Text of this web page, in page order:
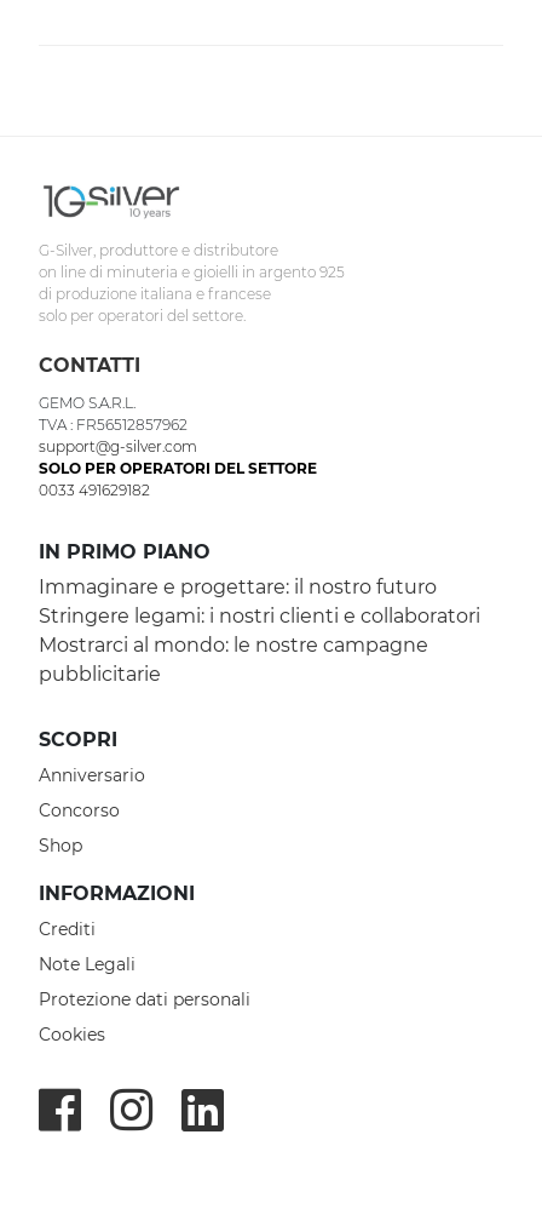
G-Silver, produttore e distributore
on line di minuteria e gioielli in argento 925
di produzione italiana e francese
solo per operatori del settore.
CONTATTI
GEMO S.A.R.L.
TVA : FR56512857962
support@g-silver.com
SOLO PER OPERATORI DEL SETTORE
0033 491629182
IN PRIMO PIANO
Immaginare e progettare: il nostro futuro
Stringere legami: i nostri clienti e collaboratori
Mostrarci al mondo: le nostre campagne
pubblicitarie
SCOPRI
Anniversario
Concorso
Shop
INFORMAZIONI
Crediti
Note Legali
Protezione dati personali
Cookies